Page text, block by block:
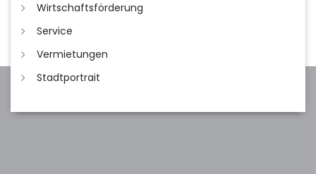
Wirtschaftsförderung
Service
Vermietungen
Stadtportrait